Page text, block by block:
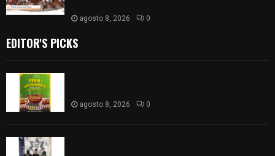
agosto 8, 2026 0
EDITOR'S PICKS
agosto 8, 2026 0